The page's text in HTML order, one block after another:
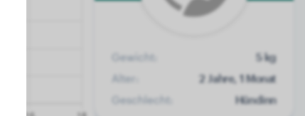
Gewicht:
5 kg
Alter:
2 Jahre, 1 Monat
Geschlecht:
Hündinn